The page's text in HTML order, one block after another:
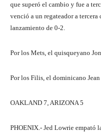
que superó el cambio y fue a
venció a un regateador a
lanzamiento de 0-2.
Por los Mets, el quisqueyano
Por los Filis, el dominicano
OAKLAND 7, ARIZONA 5
PHOENIX.- Jed Lowrie empató